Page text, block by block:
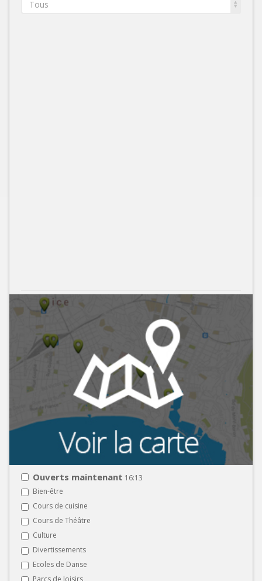
Tous
Ouverts maintenant 16:13
Bien-être
Cours de cuisine
Cours de Théâtre
Culture
Divertissements
Ecoles de Danse
Parcs de loisirs